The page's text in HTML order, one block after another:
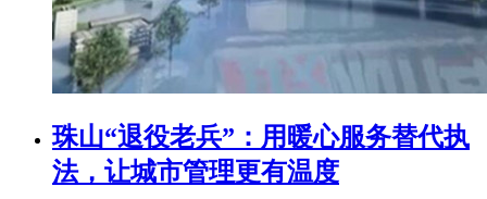
珠山“退役老兵”：用暖心服务替代执
法，让城市管理更有温度